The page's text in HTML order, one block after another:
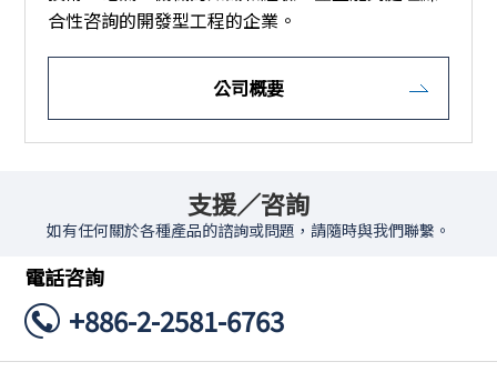
合性咨詢的開發型工程的企業。
公司概要
支援／咨詢
如有任何關於各種產品的諮詢或問題，請隨時與我們聯繫。
電話咨詢
+886-2-2581-6763